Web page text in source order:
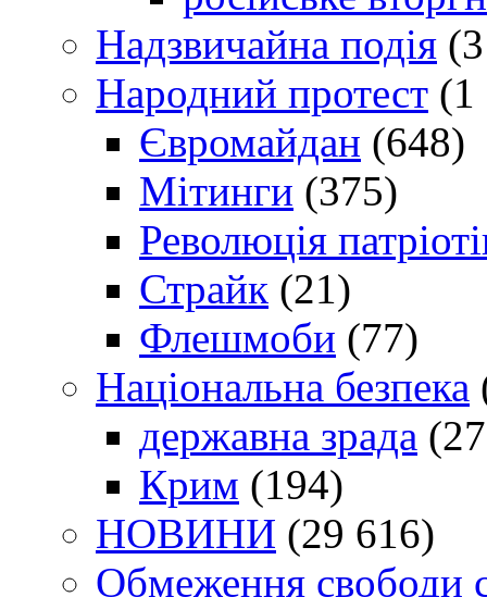
Надзвичайна подія
Народний протест (1
Євромайдан (648)
Мітинги (375)
Революція
Страйк (21)
Флешмоби (77)
Національна безпека
державна зрада
Крим (194)
НОВИНИ (29 616)
Обмеження свободи